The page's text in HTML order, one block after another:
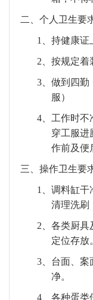
二、 个人卫生要
1、 持健康证
2、 按规定着
3、 做到四勤
服）
4、 工作时不
穿工服进
作前及便
三、 操作卫生要
1、 调料缸干
清理洗刷
2、 各类厨具
定位存放
3、 台面、案
净。
4、 各种蛋类